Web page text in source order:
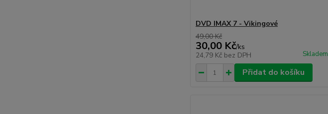
DVD IMAX 7 - Vikingové
49,00 Kč
30,00 Kč/ks
24,79 Kč bez DPH Skladem
Přidat do košíku